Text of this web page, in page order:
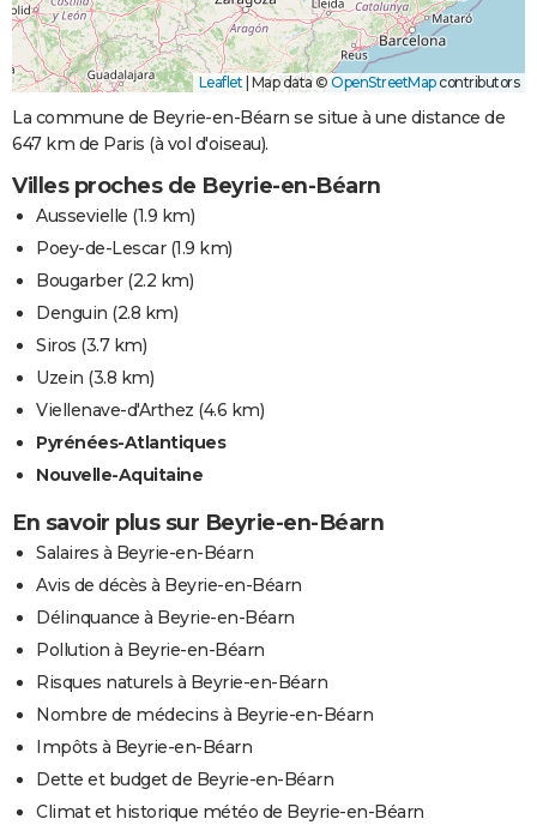
Leaflet Map data © OpenStreetMapcontributors
La commune de Beyrie-en-Béarn se situe à une distance de
647 km de Paris (à vol d'oiseau).
Villes proches de Beyrie-en-Béarn
Aussevielle (1.9 km)
Poey-de-Lescar(1.9 km)
Bougarber(2.2 km)
Denguin (2.8 km)
Siros (3.7 km)
Uzein (3.8 km)
Viellenave-d'Arthez (4.6 km)
Pyrénées-Atlantiques
Nouvelle-Aquitaine
En savoir plus sur Beyrie-en-Béarn
Salaires à Beyrie-en-Béarn
Avis de décès à Beyrie-en-Béarn
Délinquance à Beyrie-en-Béarn
Pollution à Beyrie-en-Béarn
Risques naturels à Beyrie-en-Béarn
Nombre de médecins à Beyrie-en-Béarn
Impôts à Beyrie-en-Béarn
Dette et budget de Beyrie-en-Béarn
Climat et historique météo de Beyrie-en-Béarn